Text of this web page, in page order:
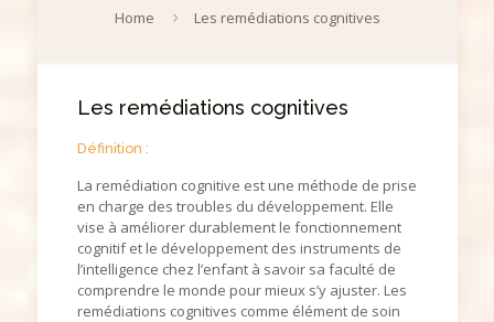
Home Les remédiations cognitives
Les remédiations cognitives
Définition :
La remédiation cognitive est une méthode de prise
en charge des troubles du développement. Elle
vise à améliorer durablement le fonctionnement
cognitif et le développement des instruments de
l’intelligence chez l’enfant à savoir sa faculté de
comprendre le monde pour mieux s’y ajuster. Les
remédiations cognitives comme élément de soin